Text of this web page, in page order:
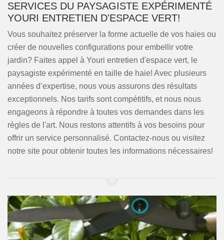
SERVICES DU PAYSAGISTE EXPÉRIMENTÉ
YOURI ENTRETIEN D'ESPACE VERT!
Vous souhaitez préserver la forme actuelle de vos haies ou
créer de nouvelles configurations pour embellir votre
jardin? Faites appel à Youri entretien d'espace vert, le
paysagiste expérimenté en taille de haie! Avec plusieurs
années d’expertise, nous vous assurons des résultats
exceptionnels. Nos tarifs sont compétitifs, et nous nous
engageons à répondre à toutes vos demandes dans les
règles de l'art. Nous restons attentifs à vos besoins pour
offrir un service personnalisé. Contactez-nous ou visitez
notre site pour obtenir toutes les informations nécessaires!